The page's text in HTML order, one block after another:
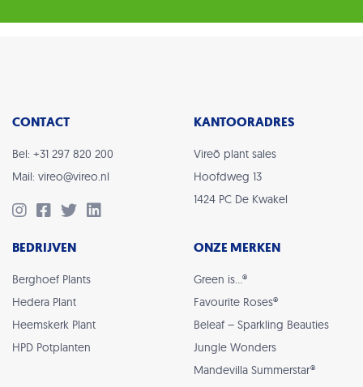
CONTACT
Bel: +31 297 820 200
Mail: vireo@vireo.nl
KANTOORADRES
Vireõ plant sales
Hoofdweg 13
1424 PC De Kwakel
BEDRIJVEN
Berghoef Plants
Hedera Plant
Heemskerk Plant
HPD Potplanten
ONZE MERKEN
Green is…®
Favourite Roses®
Beleaf – Sparkling Beauties
Jungle Wonders
Mandevilla Summerstar®